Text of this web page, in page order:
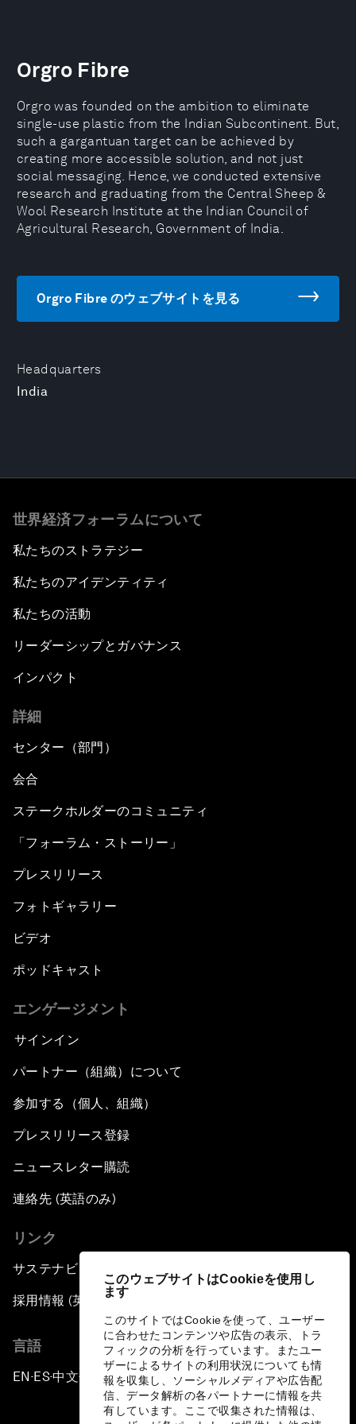
このウェブサイトはCookieを使用し
ます
このサイトではCookieを使って、ユーザー
に合わせたコンテンツや広告の表示、トラ
フィックの分析を行っています。またユー
ザーによるサイトの利用状況についても情
報を収集し、ソーシャルメディアや広告配
信、データ解析の各パートナーに情報を共
有しています。ここで収集された情報は、
Headquarters
India
Orgro Fibre
Orgro was founded on the ambition to eliminate
single-use plastic from the Indian Subcontinent. But,
such a gargantuan target can be achieved by
creating more accessible solution, and not just
social messaging. Hence, we conducted extensive
research and graduating from the Central Sheep &
Wool Research Institute at the Indian Council of
Agricultural Research, Government of India.
Orgro Fibre のウェブサイトを見る
世界経済フォーラムについて
私たちのストラテジー
私たちのアイデンティティ
私たちの活動
リーダーシップとガバナンス
インパクト
詳細
センター（部門）
会合
ステークホルダーのコミュニティ
「フォーラム・ストーリー」
プレスリリース
フォトギャラリー
ビデオ
ポッドキャスト
エンゲージメント
サインイン
パートナー（組織）について
参加する（個人、組織）
プレスリリース登録
ニュースレター購読
連絡先 (英語のみ)
リンク
サステナビリティへの取り組み
採用情報 (英語のみ)
言語
EN ▪ES▪中文▪ 日本語